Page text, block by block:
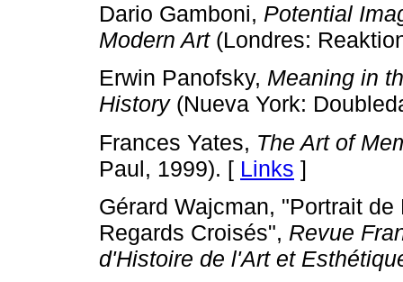
Dario Gamboni, Potential
Modern Art(Londres:
Erwin Panofsky, Meaning in
History(Nueva York:
Frances Yates, The Art of
Paul, 1999). [ Links ]
Gérard Wajcman, "Portrait
Regards Croisés", Revue
d'Histoire de l'Art et